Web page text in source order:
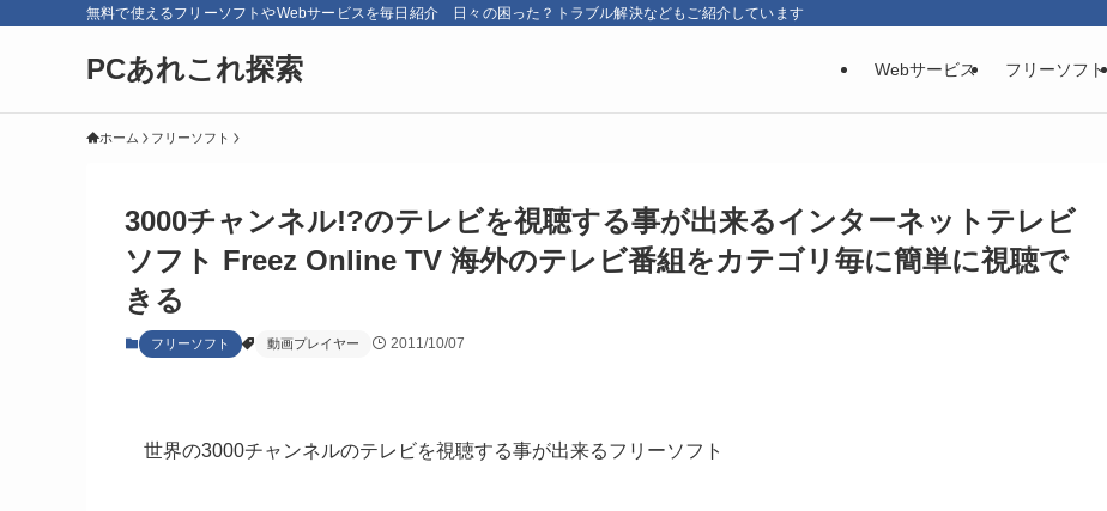
無料で使えるフリーソフトやWebサービスを毎日紹介 日々の困った？トラブル解決などもご紹介しています
PCあれこれ探索 Webサービス フリーソフト
ホーム フリーソフト
3000チャンネル!?のテレビを視聴する事が出来るインターネットテレビ
ソフト Freez Online TV 海外のテレビ番組をカテゴリ毎に簡単に視聴で
きる
フリーソフト 動画プレイヤー 2011/10/07
世界の3000チャンネルのテレビを視聴する事が出来るフリーソフト